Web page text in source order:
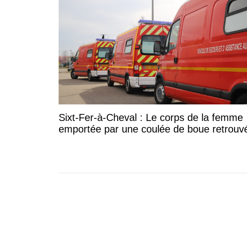
Sixt-Fer-à-Cheval : Le corps de la femme
emportée par une coulée de boue